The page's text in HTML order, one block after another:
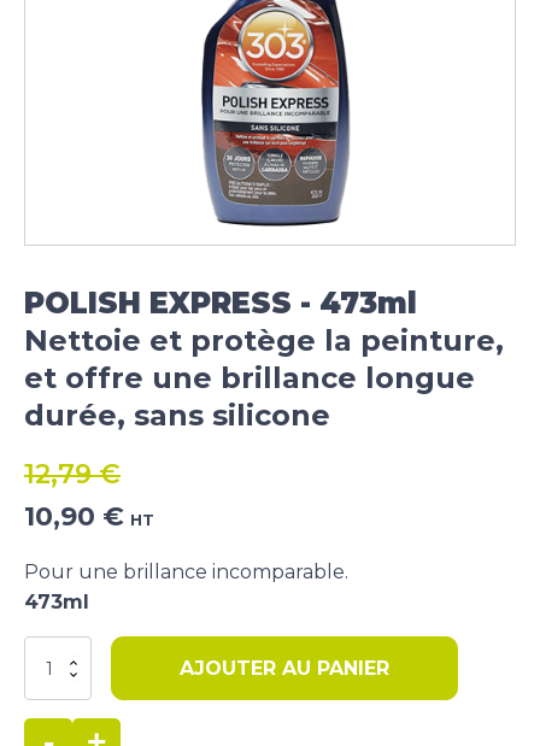
POLISH EXPRESS - 473ml
Nettoie et protège la peinture,
et offre une brillance longue
durée, sans silicone
12,79€
Le
initial
était :
10,90 €Le
actuel
HT
Pour une brillance incomparable.
473ml
quantité
303
Polish
AJOUTER AU PANIER